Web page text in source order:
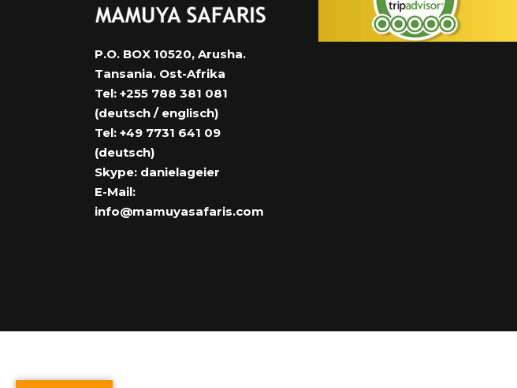
P.O. BOX 10520, Arusha.
Tansania. Ost-Afrika
Tel: +255 788 381 081
(deutsch / englisch)
Tel: +49 7731 641 09
(deutsch)
Skype: danielageier
E-Mail:
info@mamuyasafaris.com